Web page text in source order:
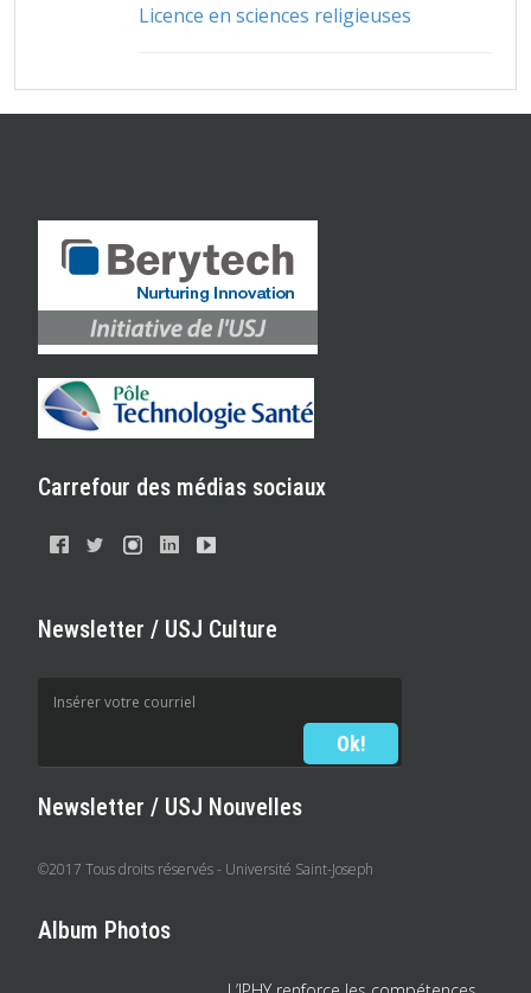
Licence en sciences religieuses
Carrefour des médias sociaux
Newsletter / USJ Culture
Newsletter / USJ Nouvelles
©2017 Tous droits réservés - Université Saint-Joseph
Album Photos